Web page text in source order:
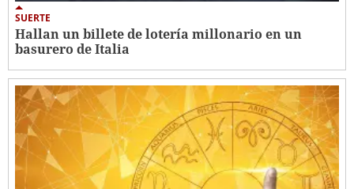
SUERTE
Hallan un billete de lotería millonario en un
basurero de Italia